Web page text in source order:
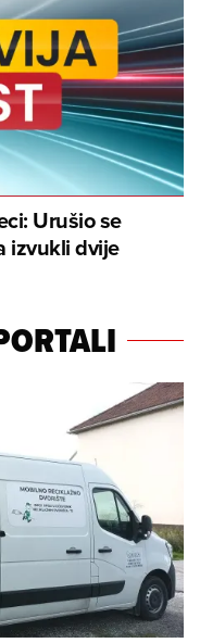
Urušio se
izvukli dvije